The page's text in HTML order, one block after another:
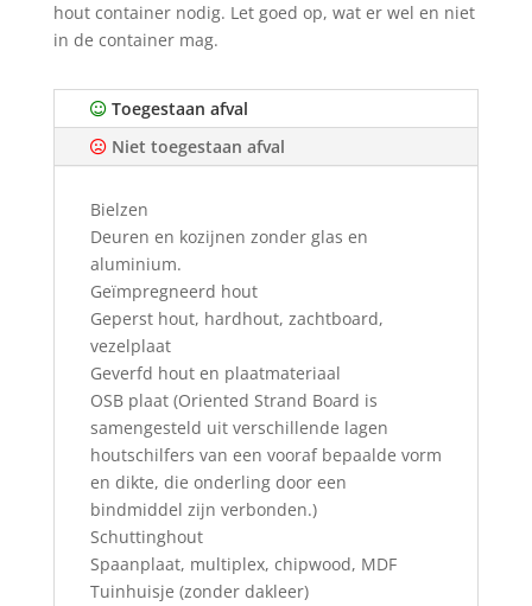
hout container nodig. Let goed op, wat er wel en niet
in de container mag.
Toegestaan afval
Niet toegestaan afval
Bielzen
Deuren en kozijnen zonder glas en
aluminium.
Geïmpregneerd hout
Geperst hout, hardhout, zachtboard,
vezelplaat
Geverfd hout en plaatmateriaal
OSB plaat (Oriented Strand Board is
samengesteld uit verschillende lagen
houtschilfers van een vooraf bepaalde vorm
en dikte, die onderling door een
bindmiddel zijn verbonden.)
Schuttinghout
Spaanplaat, multiplex, chipwood, MDF
Tuinhuisje (zonder dakleer)